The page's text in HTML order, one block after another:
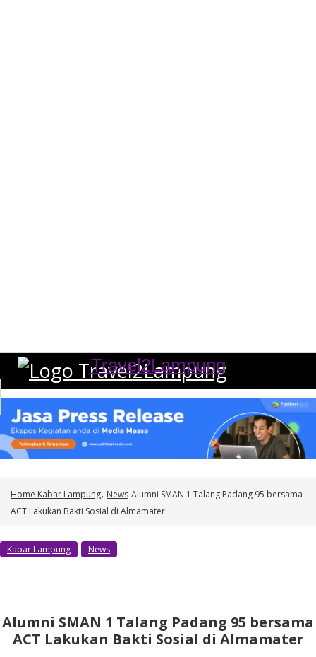
t
n
Travel2Lampung
Home Kabar Lampung, News Alumni SMAN 1 Talang Padang 95 bersama
ACT Lakukan Bakti Sosial di Almamater
Kabar Lampung News
Alumni SMAN 1 Talang Padang 95 bersama
ACT Lakukan Bakti Sosial di Almamater